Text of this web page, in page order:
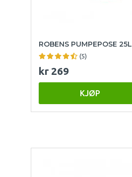
ROBENS PUMPEPOSE 25L
(5)
kr 269
KJØP